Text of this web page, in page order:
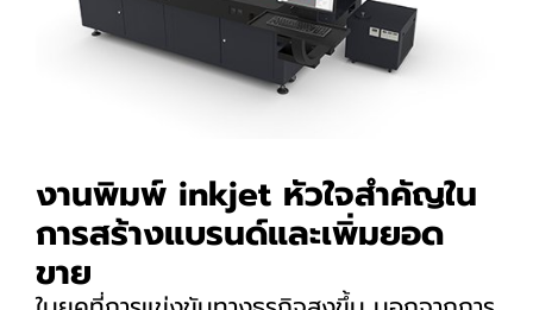
งานพิมพ์ inkjet หัวใจสำคัญใน
การสร้างแบรนด์และเพิ่มยอด
ขาย